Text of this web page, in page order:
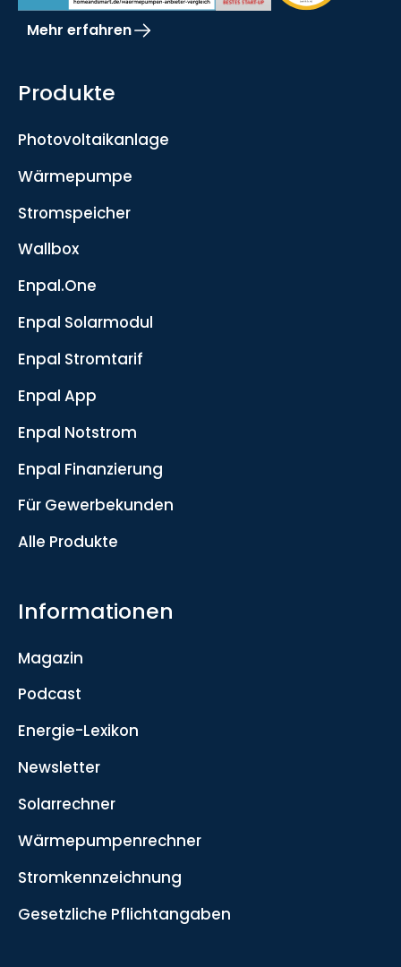
Mehr erfahren
Produkte
Photovoltaikanlage
Wärmepumpe
Stromspeicher
Wallbox
Enpal.One
Enpal Solarmodul
Enpal Stromtarif
Enpal App
Enpal Notstrom
Enpal Finanzierung
Für Gewerbekunden
Alle Produkte
Informationen
Magazin
Podcast
Energie-Lexikon
Newsletter
Solarrechner
Wärmepumpenrechner
Stromkennzeichnung
Gesetzliche Pflichtangaben